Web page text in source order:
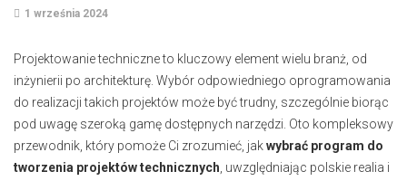
1 września 2024
Projektowanie techniczne to kluczowy element wielu branż, od
inżynierii po architekturę. Wybór odpowiedniego oprogramowania
do realizacji takich projektów może być trudny, szczególnie biorąc
pod uwagę szeroką gamę dostępnych narzędzi. Oto kompleksowy
przewodnik, który pomoże Ci zrozumieć, jakwybrać program do
tworzenia projektów technicznych , uwzględniając polskie realia i